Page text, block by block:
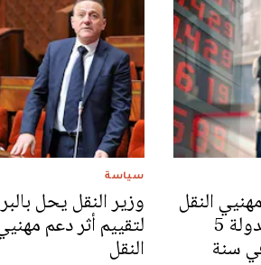
النقل
كلف خزينة الدولة 5
سنة
سياسة
وزير النقل يحل
لتقييم أثر دعم
النقل